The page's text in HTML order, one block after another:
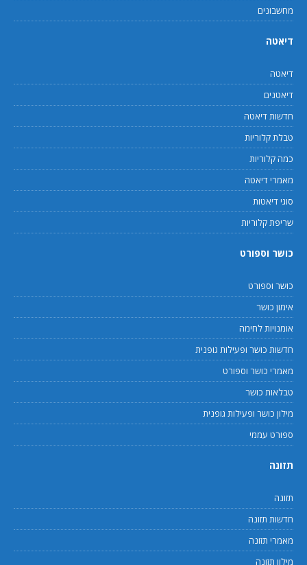
מחשבונים
דיאטה
דיאטה
דיאטנים
חדשות דיאטה
טבלת קלוריות
כמה קלוריות
מאמרי דיאטה
סוגי דיאטות
שריפת קלוריות
כושר וספורט
כושר וספורט
אימון כושר
אומנויות לחימה
חדשות כושר ופעילות גופנית
מאמרי כושר וספורט
טבלאות כושר
מילון כושר ופעילות גופנית
ספורט עממי
תזונה
תזונה
חדשות תזונה
מאמרי תזונה
מילון תזונה